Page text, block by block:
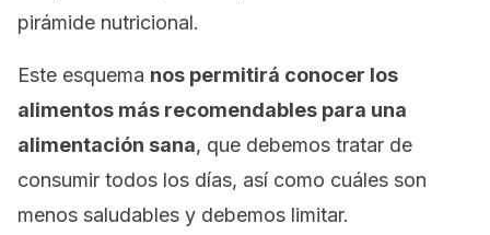
pirámide nutricional.
Este esquema nos permitirá conocer los
alimentos más recomendables para una
alimentación sana, que debemos tratar de
consumir todos los días, así como cuáles son
menos saludables y debemos limitar.